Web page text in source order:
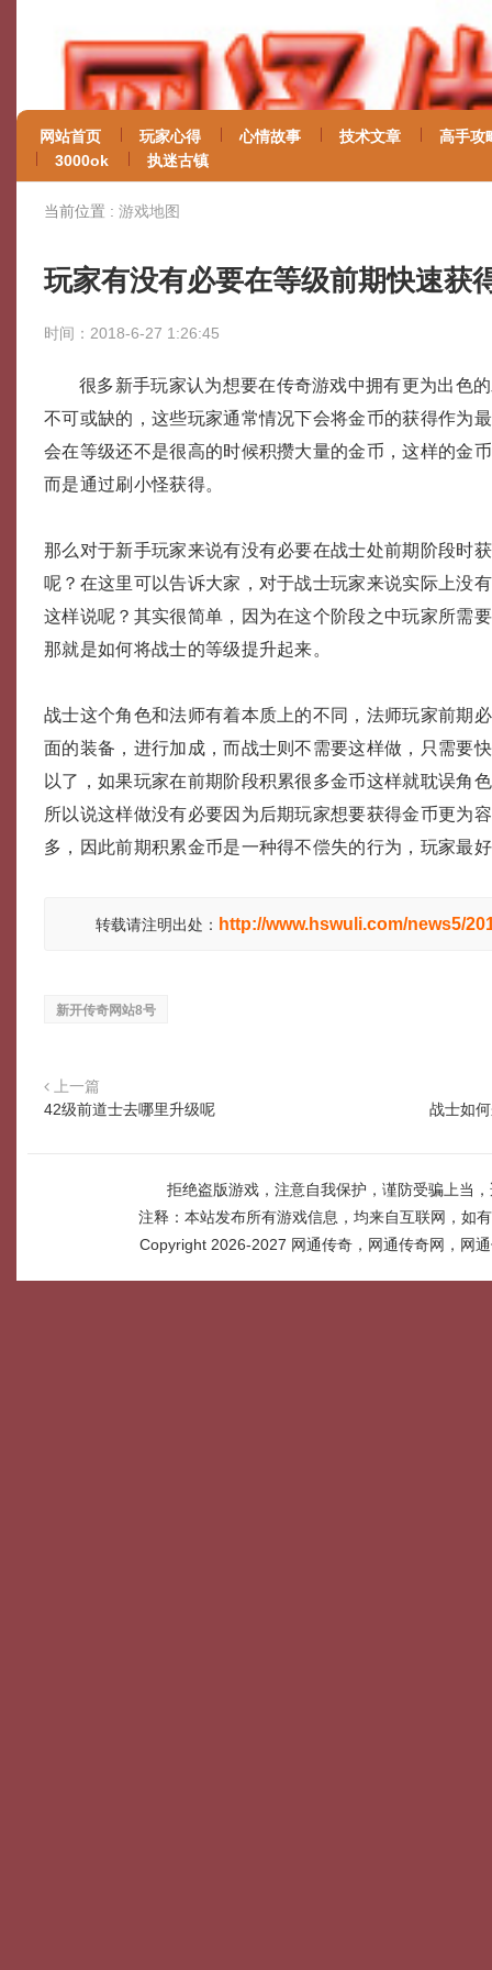
网站首页 玩家心得 心情故事 技术文章
高手攻
3000ok
执迷古镇
当前位置 : 游戏地图
玩家有没有必要在等级前期快速获
时间：2018-6-27 1:26:45
很多新手玩家认为想要在传奇游戏中拥有更为出色
不可或缺的，这些玩家通常情况下会将金币的获得作为
会在等级还不是很高的时候积攒大量的金币，这样的金
而是通过刷小怪获得。
那么对于新手玩家来说有没有必要在战士处前期阶段时
呢？在这里可以告诉大家，对于战士玩家来说实际上没
这样说呢？其实很简单，因为在这个阶段之中玩家所需
那就是如何将战士的等级提升起来。
战士这个角色和法师有着本质上的不同，法师玩家前期
面的装备，进行加成，而战士则不需要这样做，只需要
以了，如果玩家在前期阶段积累很多金币这样就耽误角
所以说这样做没有必要因为后期玩家想要获得金币更为
多，因此前期积累金币是一种得不偿失的行为，玩家最
转载请注明出处： http://www.hswuli.com/news5/
新开传奇网站8号
上一篇
42级前道士去哪里升级呢
战士如
拒绝盗版游戏，注意自我保护，谨防受骗上当
注释：本站发布所有游戏信息，均来自互联网，如
Copyright 2026-2027 网通传奇，网通传奇网，网